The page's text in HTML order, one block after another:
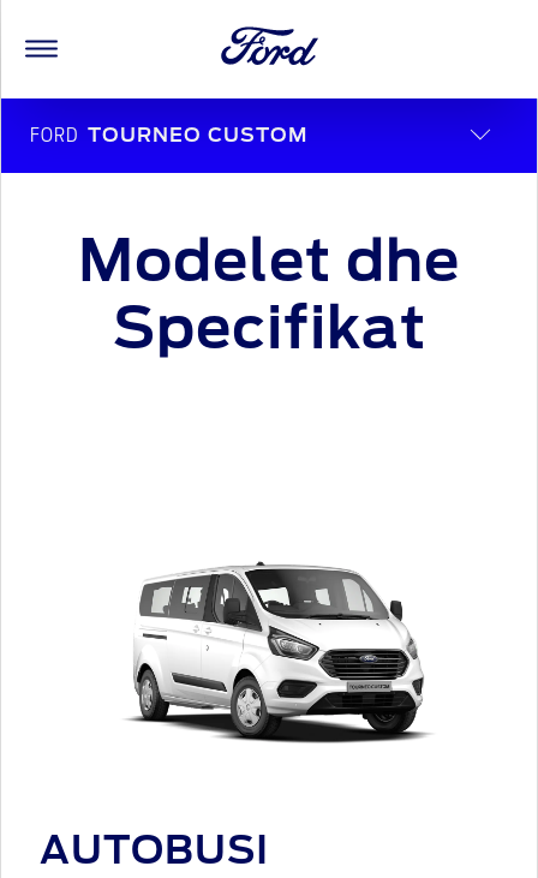
FORD TOURNEO CUSTOM
Modelet dhe
Specifikat
AUTOBUSI